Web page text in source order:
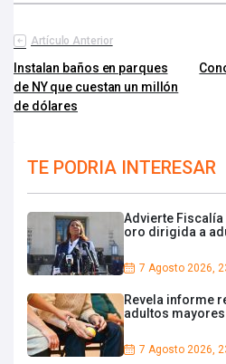
Artículo Anterior
Instalan baños en parques
de NY que cuestan un millón
de dólares
TE PODRIA INTERESAR
Advierte Fiscalía
oro dirigida a
7 Agosto 2026,
Revela informe
adultos mayores
7 Agosto 2026,